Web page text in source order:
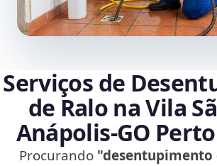
Serviços de
de Ralo na Vila
Anápolis‑GO
Procurando "desentupimento